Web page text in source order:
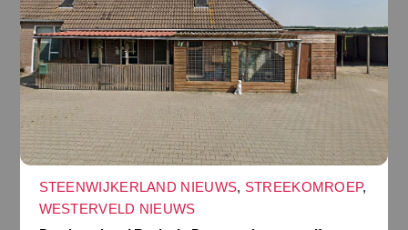
STEENWIJKERLAND NIEUWS, STREEKOMROEP,
WESTERVELD NIEUWS